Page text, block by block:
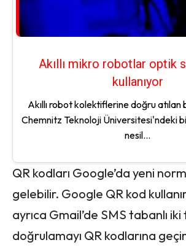
Akıllı mikro robotlar optik
kullanıyor
Akıllı robot kolektiflerine doğru atılan
Chemnitz Teknoloji Üniversitesi'ndeki
nesil...
QR kodları Google’da yeni
gelebilir. Google QR kod
ayrıca Gmail’de SMS tabanlı
doğrulamayı QR kodlarına